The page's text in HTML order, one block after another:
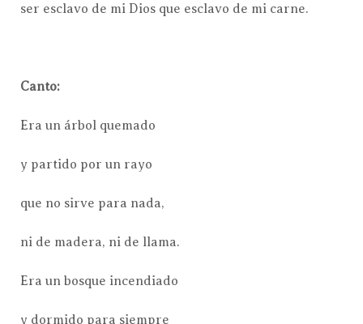
ser esclavo de mi Dios que esclavo de mi carne.
Canto:
Era un árbol quemado
y partido por un rayo
que no sirve para nada,
ni de madera, ni de llama.
Era un bosque incendiado
y dormido para siempre